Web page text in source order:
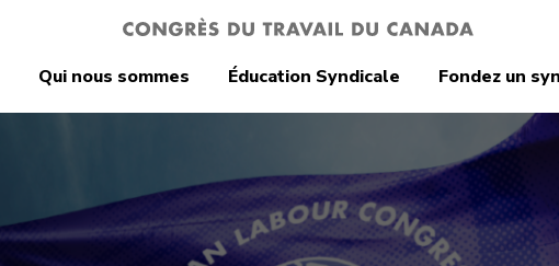
Qui nous sommes Éducation Syndicale Fondez un